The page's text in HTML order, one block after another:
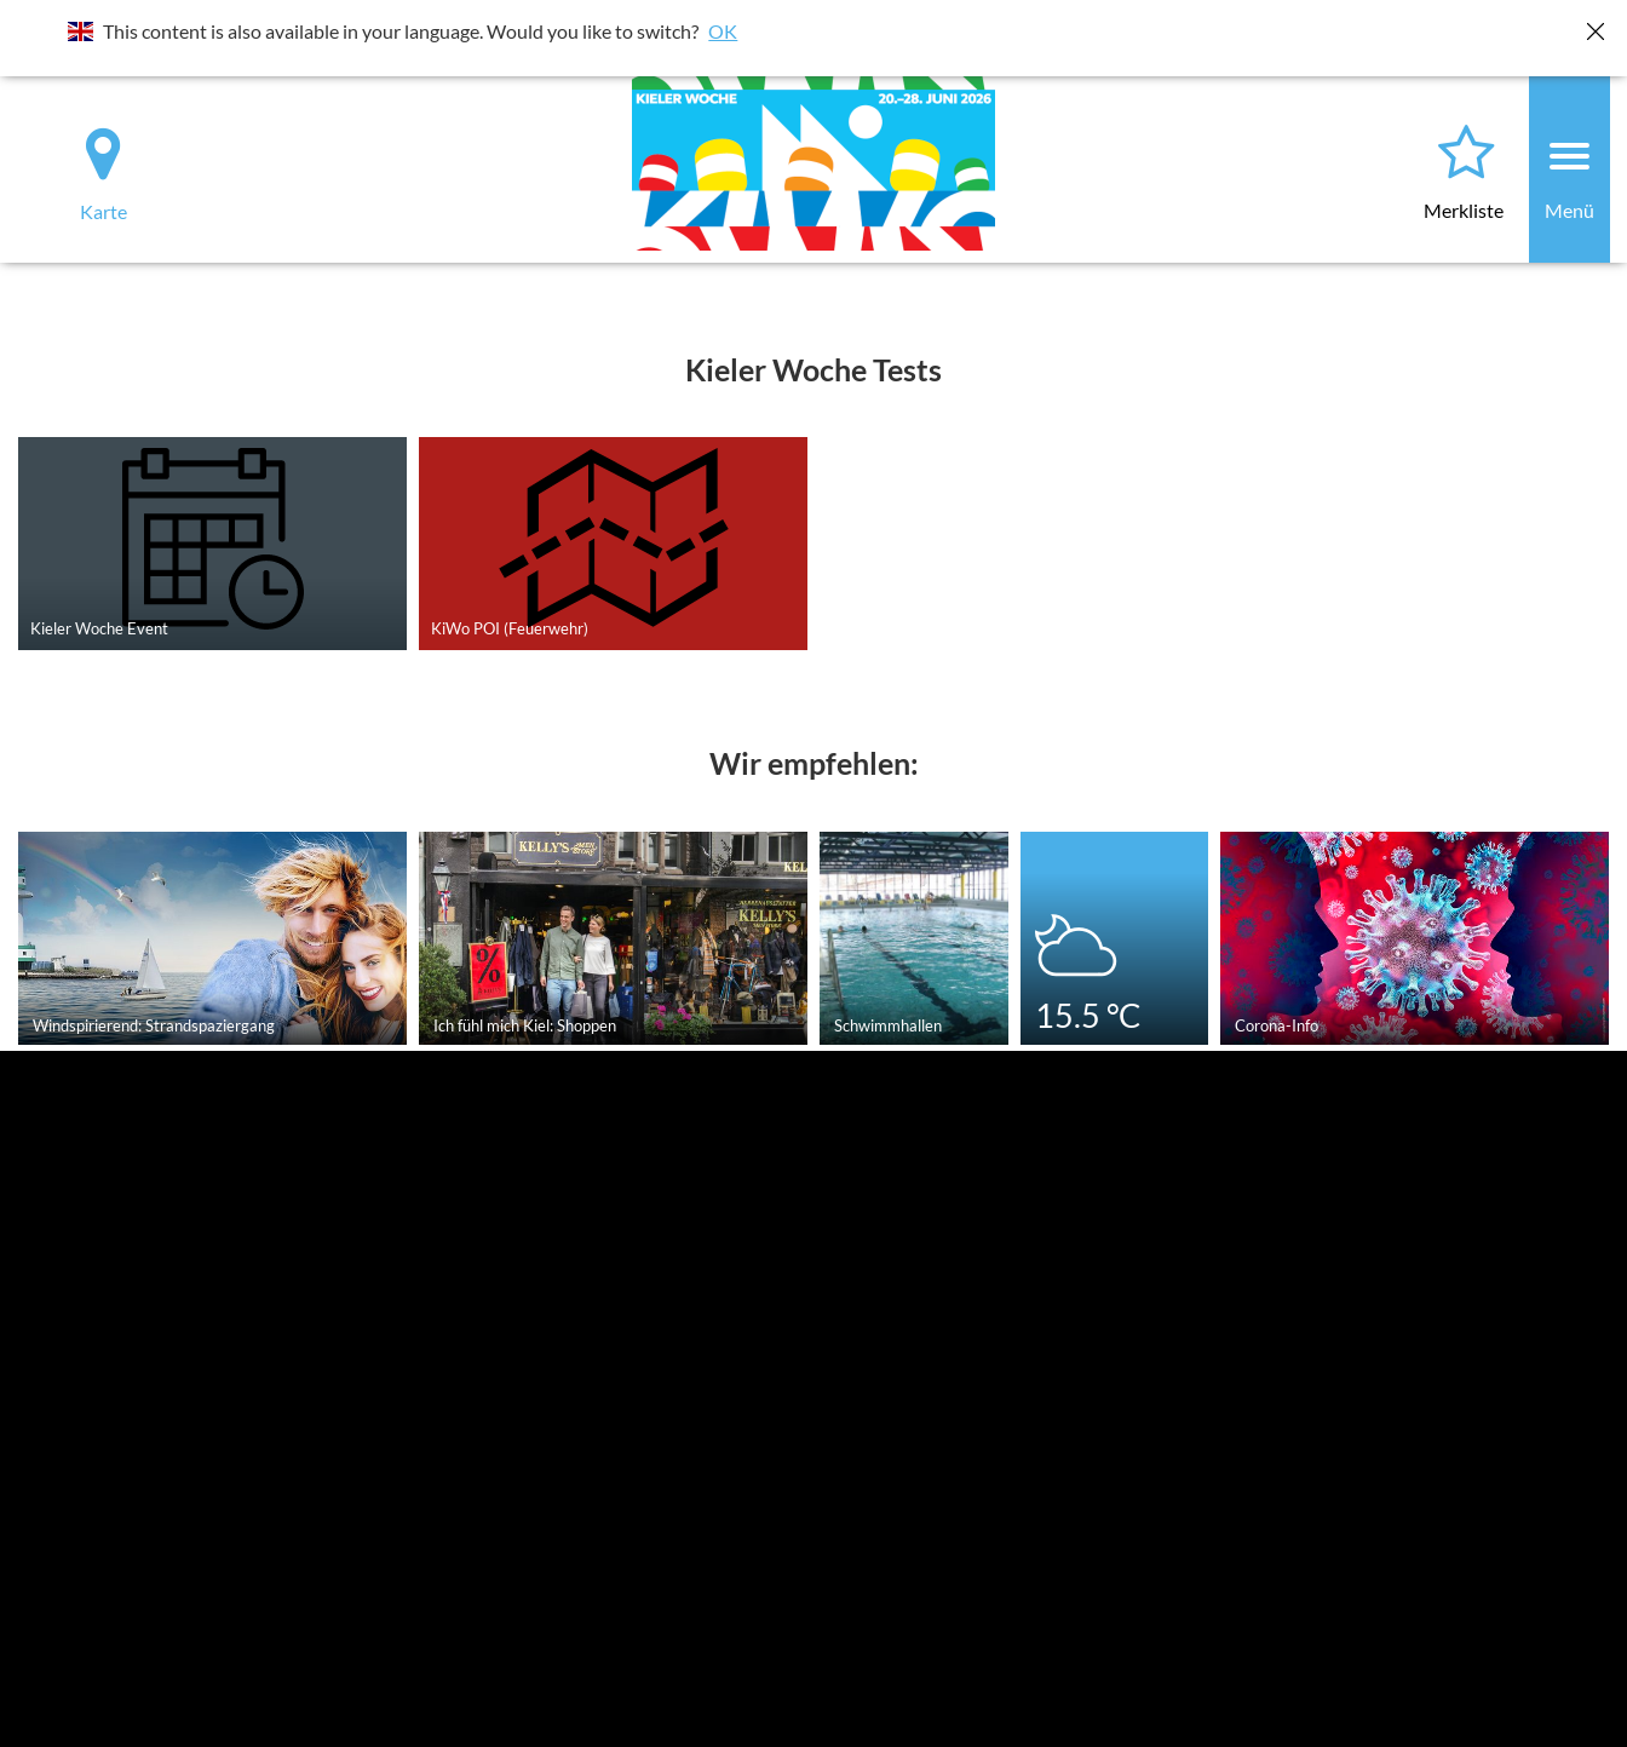
Rechts neben der Adressleiste das Icon
klicken und dann "Diese Einstellungen für künftige Besuche löschen" klicken. Beim nächsten Laden
Karte Merkliste Menü
Kieler Woche Tests
Kieler Woche Event KiWo POI (Feuerwehr)
Wir empfehlen:
Windspirierend: Strandspaziergang Ich fühl mich Kiel: Shoppen Schwimmhallen 15.5°C Corona-Info
This content is also available in your language. Would you like to switch? OK